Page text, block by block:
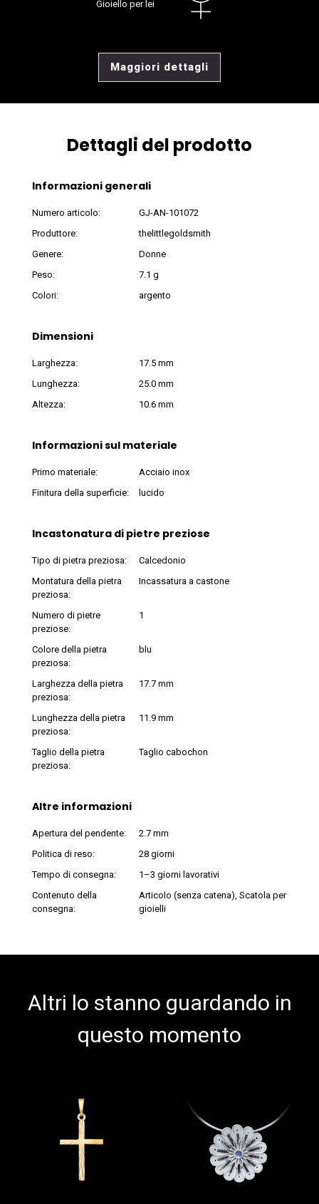
Gioiello per lei
Maggiori dettagli
Dettagli del prodotto
Informazioni generali
Numero articolo:
GJ-AN-101072
Produttore:
thelittlegoldsmith
Genere:
Donne
Peso:
7.1 g
Colori:
argento
Dimensioni
Larghezza:
17.5 mm
Lunghezza:
25.0 mm
Altezza:
10.6 mm
Informazioni sul materiale
Primo materiale:
Acciaio inox
Finitura della superficie:
lucido
Incastonatura di pietre preziose
Tipo di pietra preziosa:
Calcedonio
Montatura della pietra
preziosa:
Incassatura a castone
Numero di pietre
preziose:
1
Colore della pietra
preziosa:
blu
Larghezza della pietra
preziosa:
17.7 mm
Lunghezza della pietra
preziosa:
11.9 mm
Taglio della pietra
preziosa:
Taglio cabochon
Altre informazioni
Apertura del pendente:
2.7 mm
Politica di reso:
28 giorni
Tempo di consegna:
1–3 giorni lavorativi
Contenuto della
consegna:
Articolo (senza catena), Scatola per
gioielli
Altri lo stanno guardando in
questo momento